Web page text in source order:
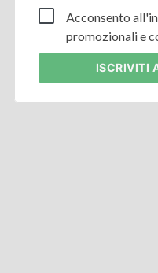
Acconsento
promozionali e
ISCRIVITI